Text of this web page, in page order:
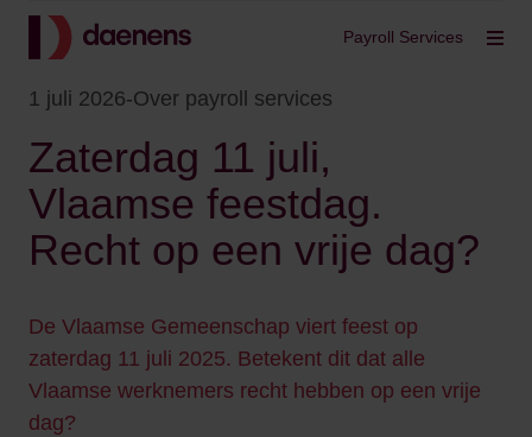
Terug Payroll Services
1 juli 2026-Over payroll services
Zaterdag 11 juli,
Vlaamse feestdag.
Recht op een vrije dag?
De Vlaamse Gemeenschap viert feest op
zaterdag 11 juli 2025. Betekent dit dat alle
Vlaamse werknemers recht hebben op een vrije
dag?